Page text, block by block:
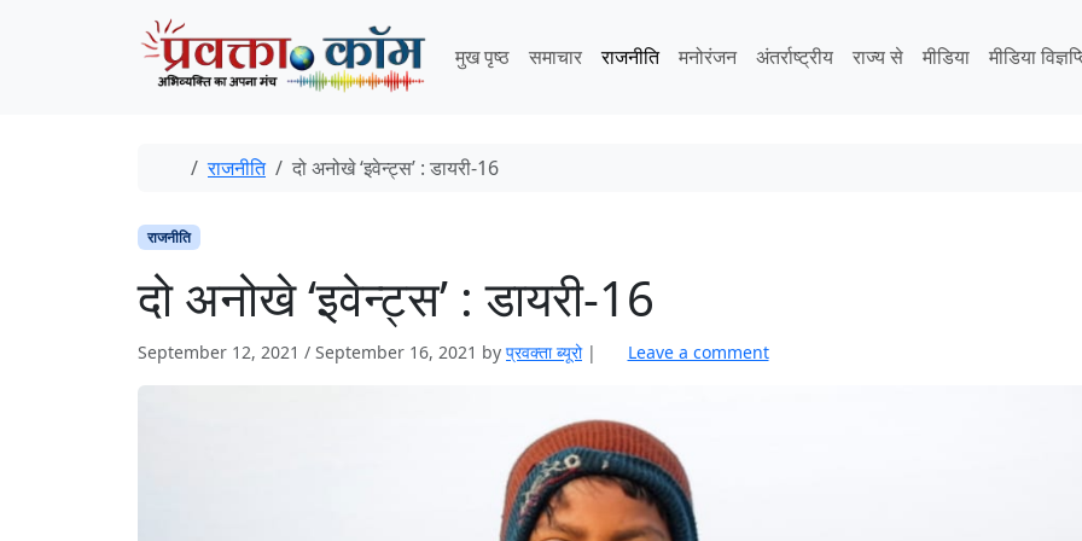
मुख पृष्ठ
समाचार राजनीति मनोरंजन अंतर्राष्ट्रीय राज्य से मीडिया मीडिया
Home
राजनीति दो अनोखे ‘इवेन्ट्स’ : डायरी-16
राजनीति
दो अनोखे ‘इवेन्ट्स’ : डायरी-16
September 12, 2021 / September 16, 2021 by प्रवक्‍ता ब्यूरो | Leave a comment